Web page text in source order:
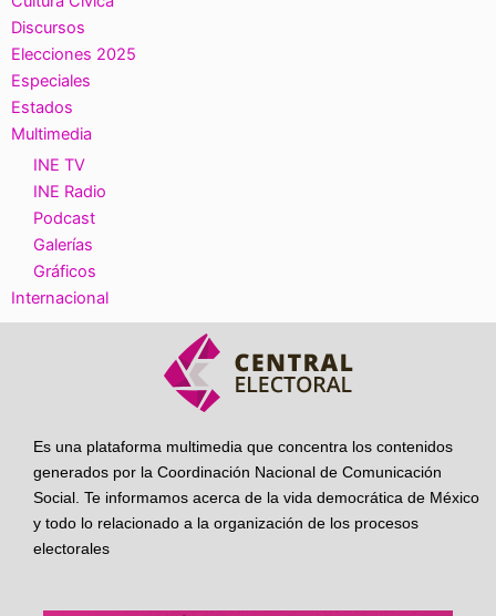
Discursos
Elecciones 2025
Especiales
Estados
Multimedia
INE TV
INE Radio
Podcast
Galerías
Gráficos
Internacional
Es una plataforma multimedia que concentra los contenidos
generados por la Coordinación Nacional de Comunicación
Social. Te informamos acerca de la vida democrática de México
y todo lo relacionado a la organización de los procesos
electorales